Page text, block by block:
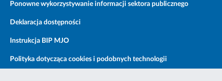
Ponowne wykorzystywanie informacji sektora publicznego
Deklaracja dostępności
Instrukcja BIP MJO
Polityka dotycząca cookies i podobnych technologii